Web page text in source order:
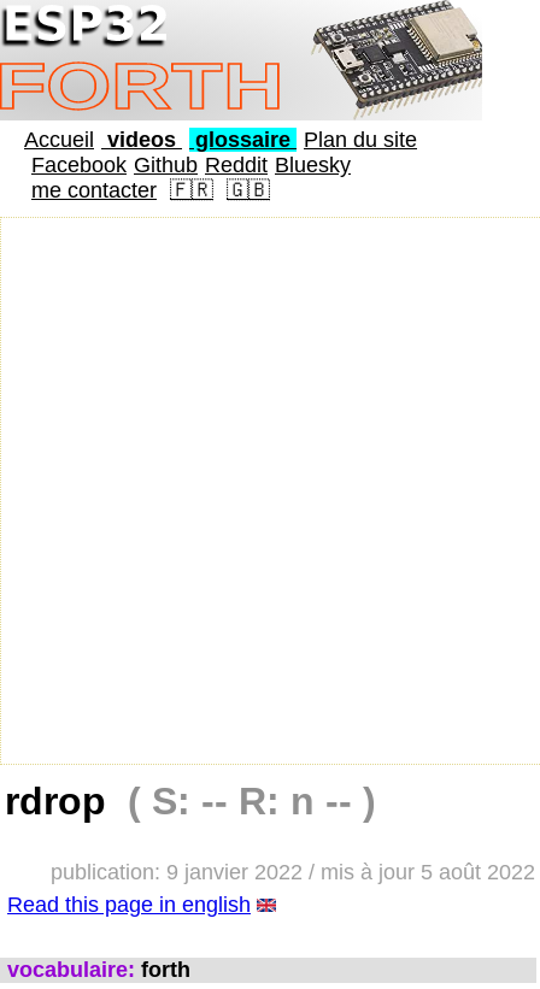
Accueil videos glossaire Plan du site
Facebook Github Reddit Bluesky
me contacter 🇫🇷 🇬🇧
rdrop ( S: -- R: n -- )
publication: 9 janvier 2022 / mis à jour 5 août 2022
Read this page in english
vocabulaire: forth